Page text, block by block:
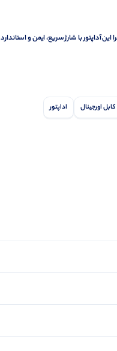
آداپتور با شارژ سریع، ایمن و
اداپتور